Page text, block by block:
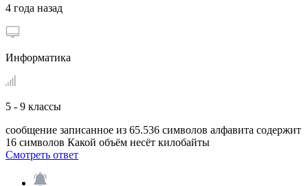
4 года назад
Информатика
5 - 9 классы
сообщение записанное из 65.536 символов алфавита содержит
16 символов Какой объём несёт килобайты
Смотреть ответ